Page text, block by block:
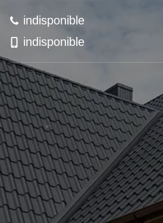
indisponible
indisponible